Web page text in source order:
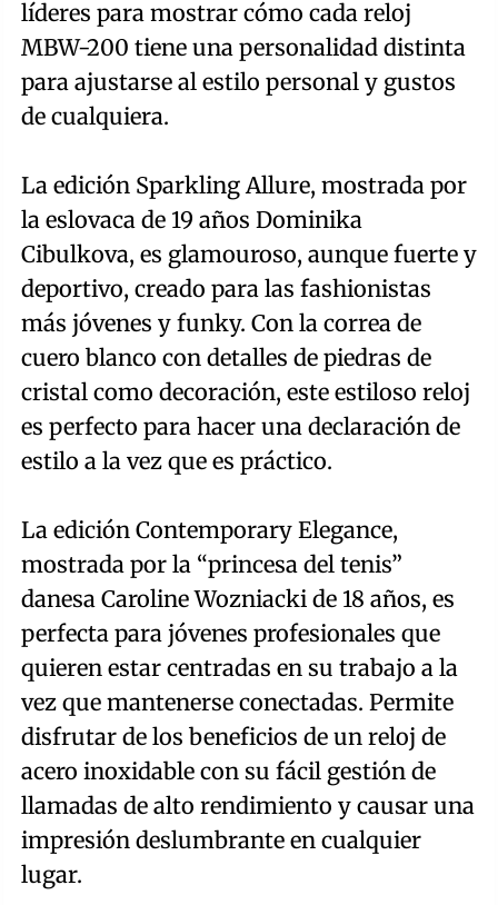
líderes para mostrar cómo cada reloj
MBW-200 tiene una personalidad distinta
para ajustarse al estilo personal y gustos
de cualquiera.
La edición Sparkling Allure, mostrada por
la eslovaca de 19 años Dominika
Cibulkova, es glamouroso, aunque fuerte y
deportivo, creado para las fashionistas
más jóvenes y funky. Con la correa de
cuero blanco con detalles de piedras de
cristal como decoración, este estiloso reloj
es perfecto para hacer una declaración de
estilo a la vez que es práctico.
La edición Contemporary Elegance,
mostrada por la “princesa del tenis”
danesa Caroline Wozniacki de 18 años, es
perfecta para jóvenes profesionales que
quieren estar centradas en su trabajo a la
vez que mantenerse conectadas. Permite
disfrutar de los beneficios de un reloj de
acero inoxidable con su fácil gestión de
llamadas de alto rendimiento y causar una
impresión deslumbrante en cualquier
lugar.